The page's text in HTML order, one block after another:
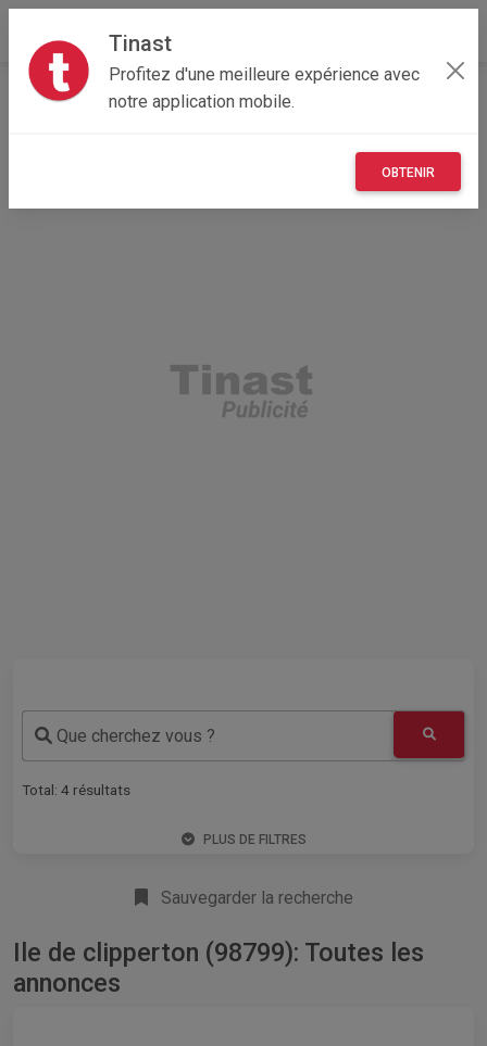
Tinast
Profitez d'une meilleure expérience avec
notre application mobile.
OBTENIR
Accueil Recherche
Collectivité d'outre-mer
Que cherchez vous ?
Total: 4 résultats
PLUS DE FILTRES
Sauvegarder la recherche
Ile de clipperton (98799): Toutes les
annonces